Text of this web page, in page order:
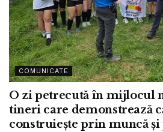
COMUNICATE
O zi petrecută în mijlocul
tineri care demonstrează
construiește prin muncă și